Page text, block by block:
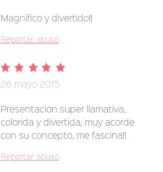
Magnifico y divertido!!
Reportar abuso
26 mayo 2015
Presentacion super llamativa,
colorida y divertida, muy acorde
con su concepto, me fascina!!
Reportar abuso